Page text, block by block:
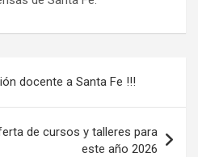
docente a Santa Fe !!!
de cursos y talleres para
este año 2026